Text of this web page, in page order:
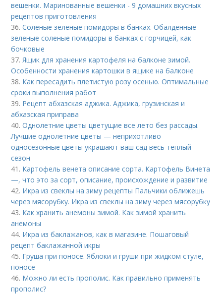
вешенки. Маринованные вешенки - 9 домашних вкусных
рецептов приготовления
36.Соленые зеленые помидоры в банках. Обалденные
зеленые соленые помидоры в банках с горчицей, как
бочковые
37.Ящик для хранения картофеля на балконе зимой.
Особенности хранения картошки в ящике на балконе
38. Как пересадить плетистую розу осенью. Оптимальные
сроки выполнения работ
39. Рецепт абхазская аджика. Аджика, грузинская и
абхазская приправа
40.Однолетние цветы цветущие все лето без рассады.
Лучшие однолетние цветы — неприхотливо
односезонные цветы украшают ваш сад весь теплый
сезон
41. Картофель венета описание сорта. Картофель Винета
—, что это за сорт, описание, происхождение и развитие
42. Икра из свеклы на зиму рецепты Пальчики оближешь
через мясорубку. Икра из свеклы на зиму через мясорубку
43. Как хранить анемоны зимой. Как зимой хранить
анемоны
44. Икра из баклажанов, как в магазине. Пошаговый
рецепт баклажанной икры
45. Груша при поносе. Яблоки и груши при жидком стуле,
поносе
46. Можно ли есть прополис. Как правильно применять
прополис?